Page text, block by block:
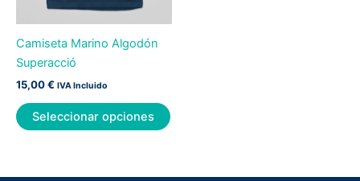
Camiseta Marino Algodón
Superacció
15,00€ IVA Incluido
Seleccionar opciones